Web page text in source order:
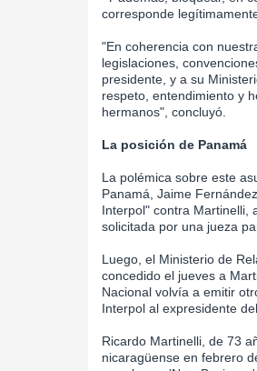
corresponde
"En coherencia con
legislaciones,
presidente, y a su
respeto, entendimiento y
hermanos", concluyó.
La posición de Panamá
La polémica sobre este
Panamá, Jaime
Interpol" contra Martinelli,
solicitada por una jueza
Luego, el Ministerio de
concedido el jueves a
Nacional volvía a emitir
Interpol al expresidente
Ricardo Martinelli, de 73
nicaragüense en febrero